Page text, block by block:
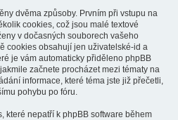
dvěma způsoby. Prvním při vstupu na
cookies, což jsou malé textové
v dočasných souborech vašeho
cookies obsahují jen uživatelské-id a
je vám automaticky přiděleno phpBB
začnete procházet mezi tématy na
informace, které téma jste již přečetli,
pohybu po fóru.
které nepatří k phpBB software během